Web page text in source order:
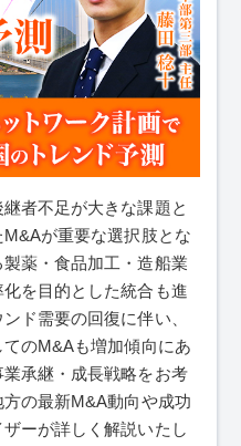
者不足が大きな課題と
が重要な選択肢とな
薬・食品加工・造船業
を目的とした統合も進
ド需要の回復に伴い、
のM&Aも増加傾向にあ
承継・成長戦略をお考
の最新M&A動向や成功
ーが詳しく解説いたし